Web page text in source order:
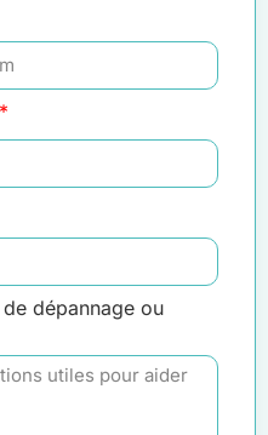
dépannage ou